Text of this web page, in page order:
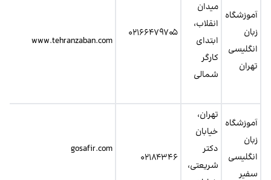
آموزشگاه
زبان
انگلیسی
تهران
میدان
انقلاب،
ابتدای
کارگر
شمالی
۰۲۱۶۶۴۷۹۷۰۵
www.tehranzaban.com
آموزشگاه
زبان
انگلیسی
سفیر
تهران،
خیابان
دکتر
شریعتی،
۰۲۱۸۴۳۴۶
gosafir.com